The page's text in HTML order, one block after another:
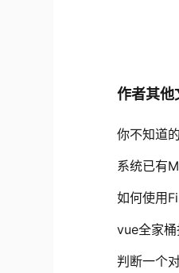
作者其他
你不知道
系统已有
如何使用
vue全家桶
判断一个